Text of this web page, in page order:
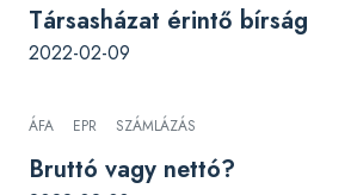
Társasházat érintő bírság
2022-02-09
ÁFA EPR SZÁMLÁZÁS
Bruttó vagy nettó?